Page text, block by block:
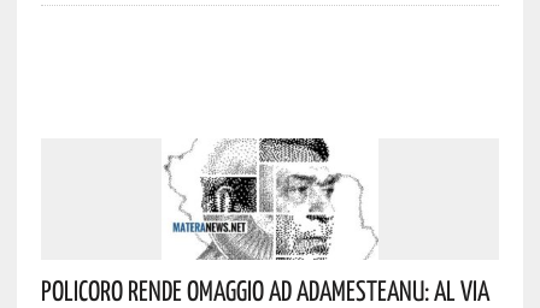
Policoro Rende Omaggio Ad Adamesteanu: Al Via